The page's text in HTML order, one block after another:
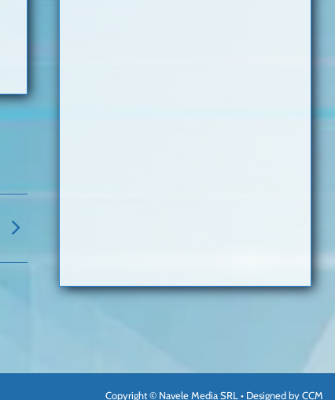
Copyright © Navele Media SRL • Designed byCCM